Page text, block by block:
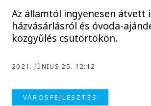
Az államtól ingyenesen átvett
házvásárlásról és óvoda-
közgyűlés csütörtökön.
2021. JÚNIUS 25. 12:12
VÁROSFEJLESZTÉS